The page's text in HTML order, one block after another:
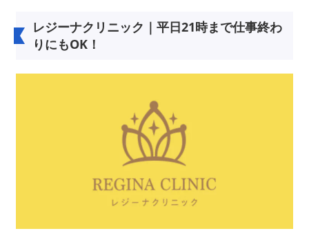
レジーナクリニック｜平日21時まで仕事終わ
りにもOK！